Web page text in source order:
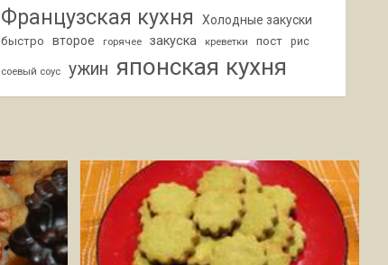
Французская кухня Холодные закуски
быстро второе горячее закуска креветки пост рис
соевый соус ужин японская кухня